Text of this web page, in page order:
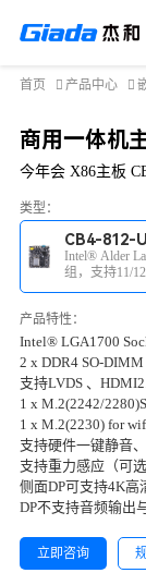
首页 产品中心
商用一体机
今年会 X86主板
类型：
CB4-812-
Intel® Alder
组，支持11/
产品特性：
Intel® LGA1700
2 x DDR4 SO-
支持LVDS 、
1 x M.2(2242/
1 x M.2(2230) for
支持硬件一键静音
支持重力感应（可
侧面DP可支持4K高
DP不支持音频输出
立即咨询